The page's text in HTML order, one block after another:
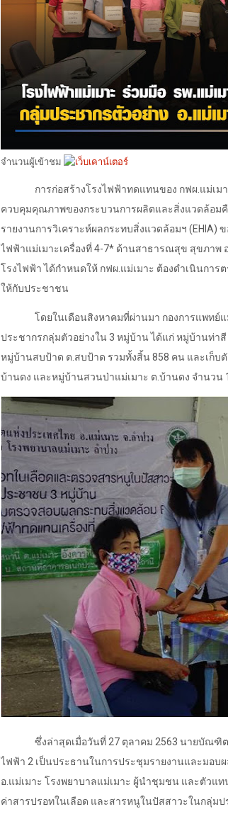
จำนวนผู้เข้าชม
การก่อสร้างโรงไฟฟ้าทดแทนของ กฟผ.แม่เม
ควบคุมคุณภาพของกระบวนการผลิตและสิ่งแวดล้อม
รายงานการวิเคราะห์ผลกระทบสิ่งแวดล้อมฯ (EHIA) ข
ไฟฟ้าแม่เมาะเครื่องที่4-7* ด้านสาธารณสุข สุขภาพ
โรงไฟฟ้า ได้กำหนดให้ กฟผ.แม่เมาะ ต้องดำเนินกา
ให้กับประชาชน
โดยในเดือนสิงหาคมที่ผ่านมา กองการแพทย์
ประชากรกลุ่มตัวอย่างใน 3 หมู่บ้าน ได้แก่ หมู่บ้านท่าสี
หมู่บ้านสบป้าด ต.สบป้าด รวมทั้งสิ้น 858 คน และเก็บ
บ้านดง และหมู่บ้านสวนป่าแม่เมาะ ต.บ้านดง จำนวน
ซึ่งล่าสุดเมื่อวันที่27 ตุลาคม 2563 นายบัณฑิต
ไฟฟ้า 2 เป็นประธานในการประชุมรายงานและมอบ
อ.แม่เมาะ โรงพยาบาลแม่เมาะ ผู้นำชุมชน และตัว
ค่าสารปรอทในเลือด และสารหนูในปัสสาวะในกลุ่ม